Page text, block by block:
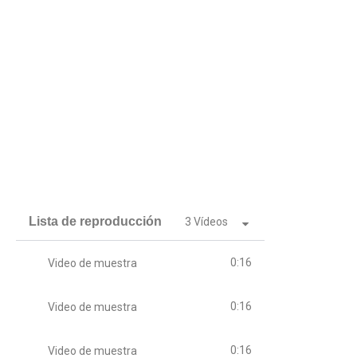
Lista de reproducción 3 Vídeos
Video de muestra 0:16
Video de muestra 0:16
Video de muestra 0:16